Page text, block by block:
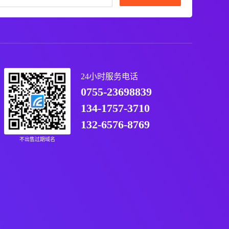
不出售过期域名
24小时服务电话
0755-23698839
134-1757-3710
132-6576-8769